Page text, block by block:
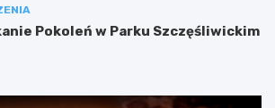
Pokoleń w Parku Szczęśliwickim